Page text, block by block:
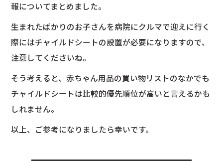
報についてまとめました。
生まれたばかりのお子さんを病院にクルマで迎えに行く
際にはチャイルドシートの設置が必要になりますので、
注意してくださいね。
そう考えると、赤ちゃん用品の買い物リストのなかでも
チャイルドシートは比較的優先順位が高いと言えるかも
しれません。
以上、ご参考になりましたら幸いです。